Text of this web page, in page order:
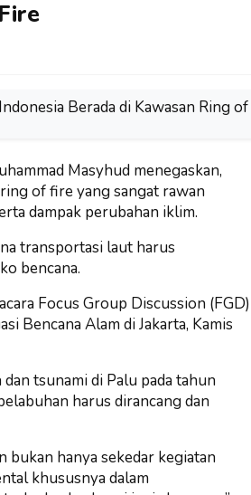
Masyhud menegaskan,
of fire yang sangat rawan
dampak perubahan iklim.
transportasi laut harus
bencana.
Focus Group Discussion (FGD)
Bencana Alam di Jakarta, Kamis
tsunami di Palu pada tahun
harus dirancang dan
bukan hanya sekedar kegiatan
khususnya dalam